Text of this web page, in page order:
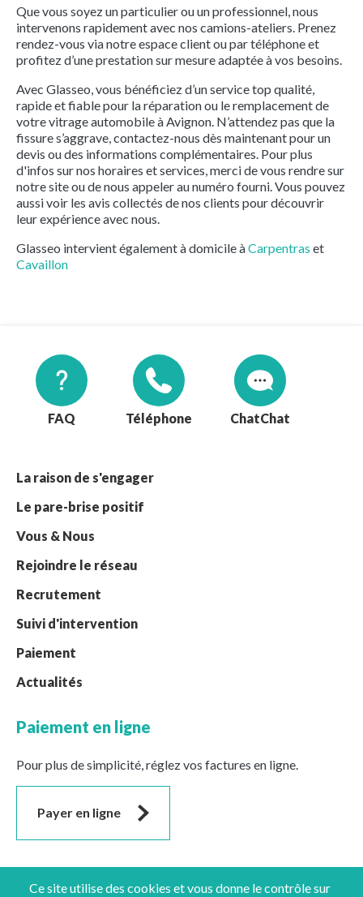
Que vous soyez un particulier ou un professionnel, nous
intervenons rapidement avec nos camions-ateliers. Prenez
rendez-vous via notre espace client ou par téléphone et
profitez d’une prestation sur mesure adaptée à vos besoins.
Avec Glasseo, vous bénéficiez d’un service top qualité,
rapide et fiable pour la réparation ou le remplacement de
votre vitrage automobile à Avignon. N’attendez pas que la
fissure s’aggrave, contactez-nous dès maintenant pour un
devis ou des informations complémentaires. Pour plus
d'infos sur nos horaires et services, merci de vous rendre sur
notre site ou de nous appeler au numéro fourni. Vous pouvez
aussi voir les avis collectés de nos clients pour découvrir
leur expérience avec nous.
Glasseo intervient également à domicile àCarpentras et
Cavaillon
Ce site utilise des cookies et vous donne le contrôle sur
FAQ Téléphone Chat
La raison de s'engager
Le pare-brise positif
Vous & Nous
Rejoindre le réseau
Recrutement
Suivi d'intervention
Paiement
Actualités
Paiement en ligne
Pour plus de simplicité, réglez vos factures en ligne.
Payer en ligne
Suivez-nous